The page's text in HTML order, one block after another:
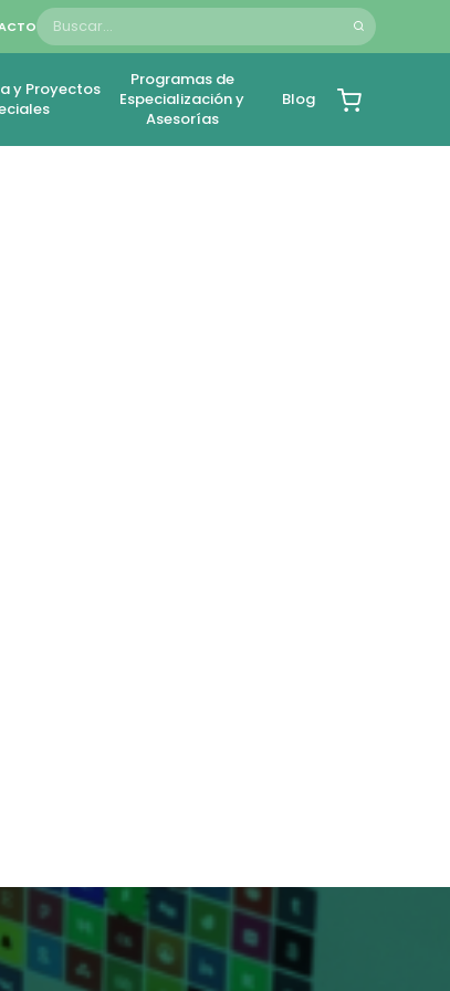
y Proyectos
Programas de
Especialización y
Asesorías
Blog